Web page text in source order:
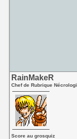
RainMakeR
Chef de Rubrique
Score au grosquiz